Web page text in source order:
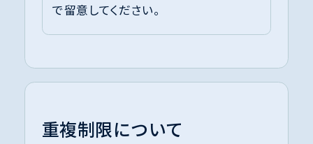
で留意してください。
重複制限について